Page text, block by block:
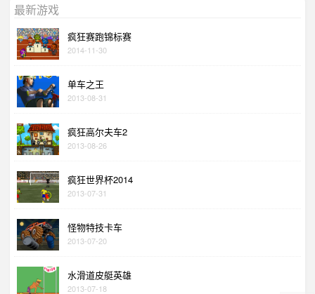
最新游戏
疯狂赛跑锦标赛
2014-11-30
单车之王
2013-08-31
疯狂高尔夫车2
2013-08-26
疯狂世界杯2014
2013-07-31
怪物特技卡车
2013-07-20
水滑道皮艇英雄
2013-07-18